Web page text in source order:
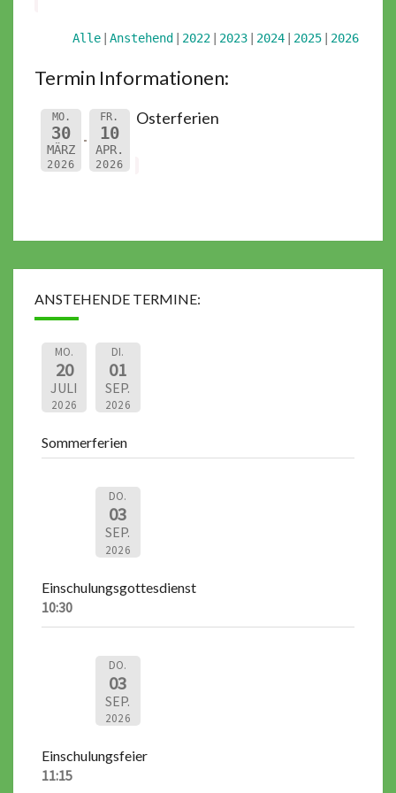
Alle Anstehend 2022 2023 2024 2025 2026
Termin Informationen:
MO.
30
MÄRZ
2026
FR.
10
APR.
2026
Osterferien
ANSTEHENDE TERMINE:
MO.
20
JULI
2026
DI.
01
SEP.
2026
Sommerferien
DO.
03
SEP.
2026
Einschulungsgottesdienst
10:30
DO.
03
SEP.
2026
Einschulungsfeier
11:15